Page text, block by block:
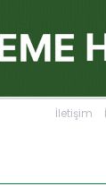
İletişim